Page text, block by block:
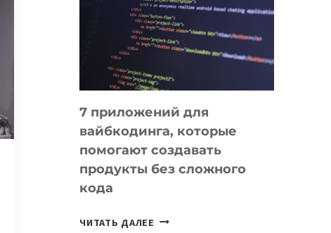
ИНСТРУМЕНТОВ
ДЛЯ
РАБОТЫ
7 приложений для
вайбкодинга, которые
помогают создавать
продукты без сложного
кода
ЧИТАТЬ ДАЛЕЕ